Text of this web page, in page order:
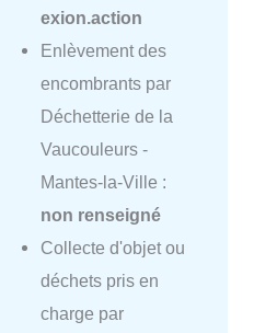
exion.action
Enlèvement des
encombrants par
Déchetterie de la
Vaucouleurs -
Mantes-la-Ville :
non renseigné
Collecte d'objet ou
déchets pris en
charge par